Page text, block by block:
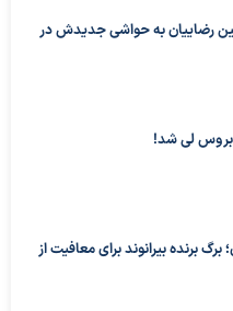
رضاییان به حواشی جدیدش در
بروس لی شد!
برگ برنده بیرانوند برای معافیت از